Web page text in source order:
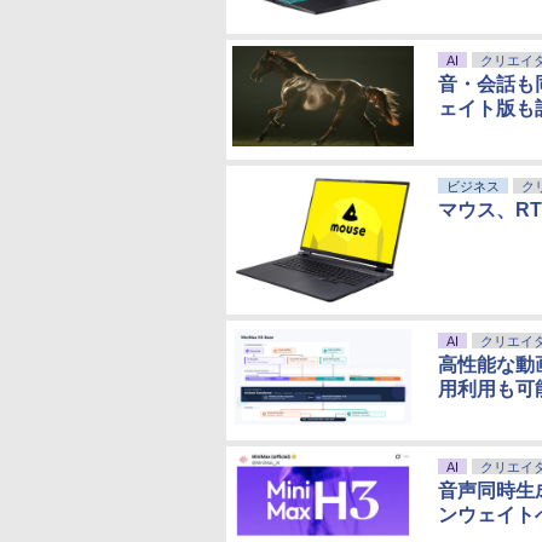
AI クリエイ
音・会話も
ェイト版も
ビジネス ク
マウス、
AI クリエイ
高性能な動
用利用も可
AI クリエイ
音声同時生
ンウェイト